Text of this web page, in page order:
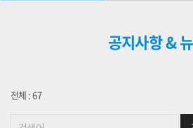
공지사항 &
전체 : 67